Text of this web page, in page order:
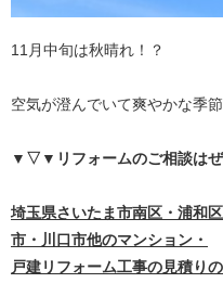
11月中旬は秋晴れ！？
空気が澄んでいて爽やかな季
▼▽▼リフォームのご相談はぜ
埼玉県さいたま市南区・浦和
市・川口市他のマンション・
戸建リフォーム工事の見積り